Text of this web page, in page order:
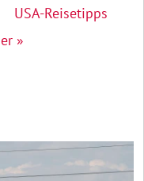
USA-Reisetipps
»